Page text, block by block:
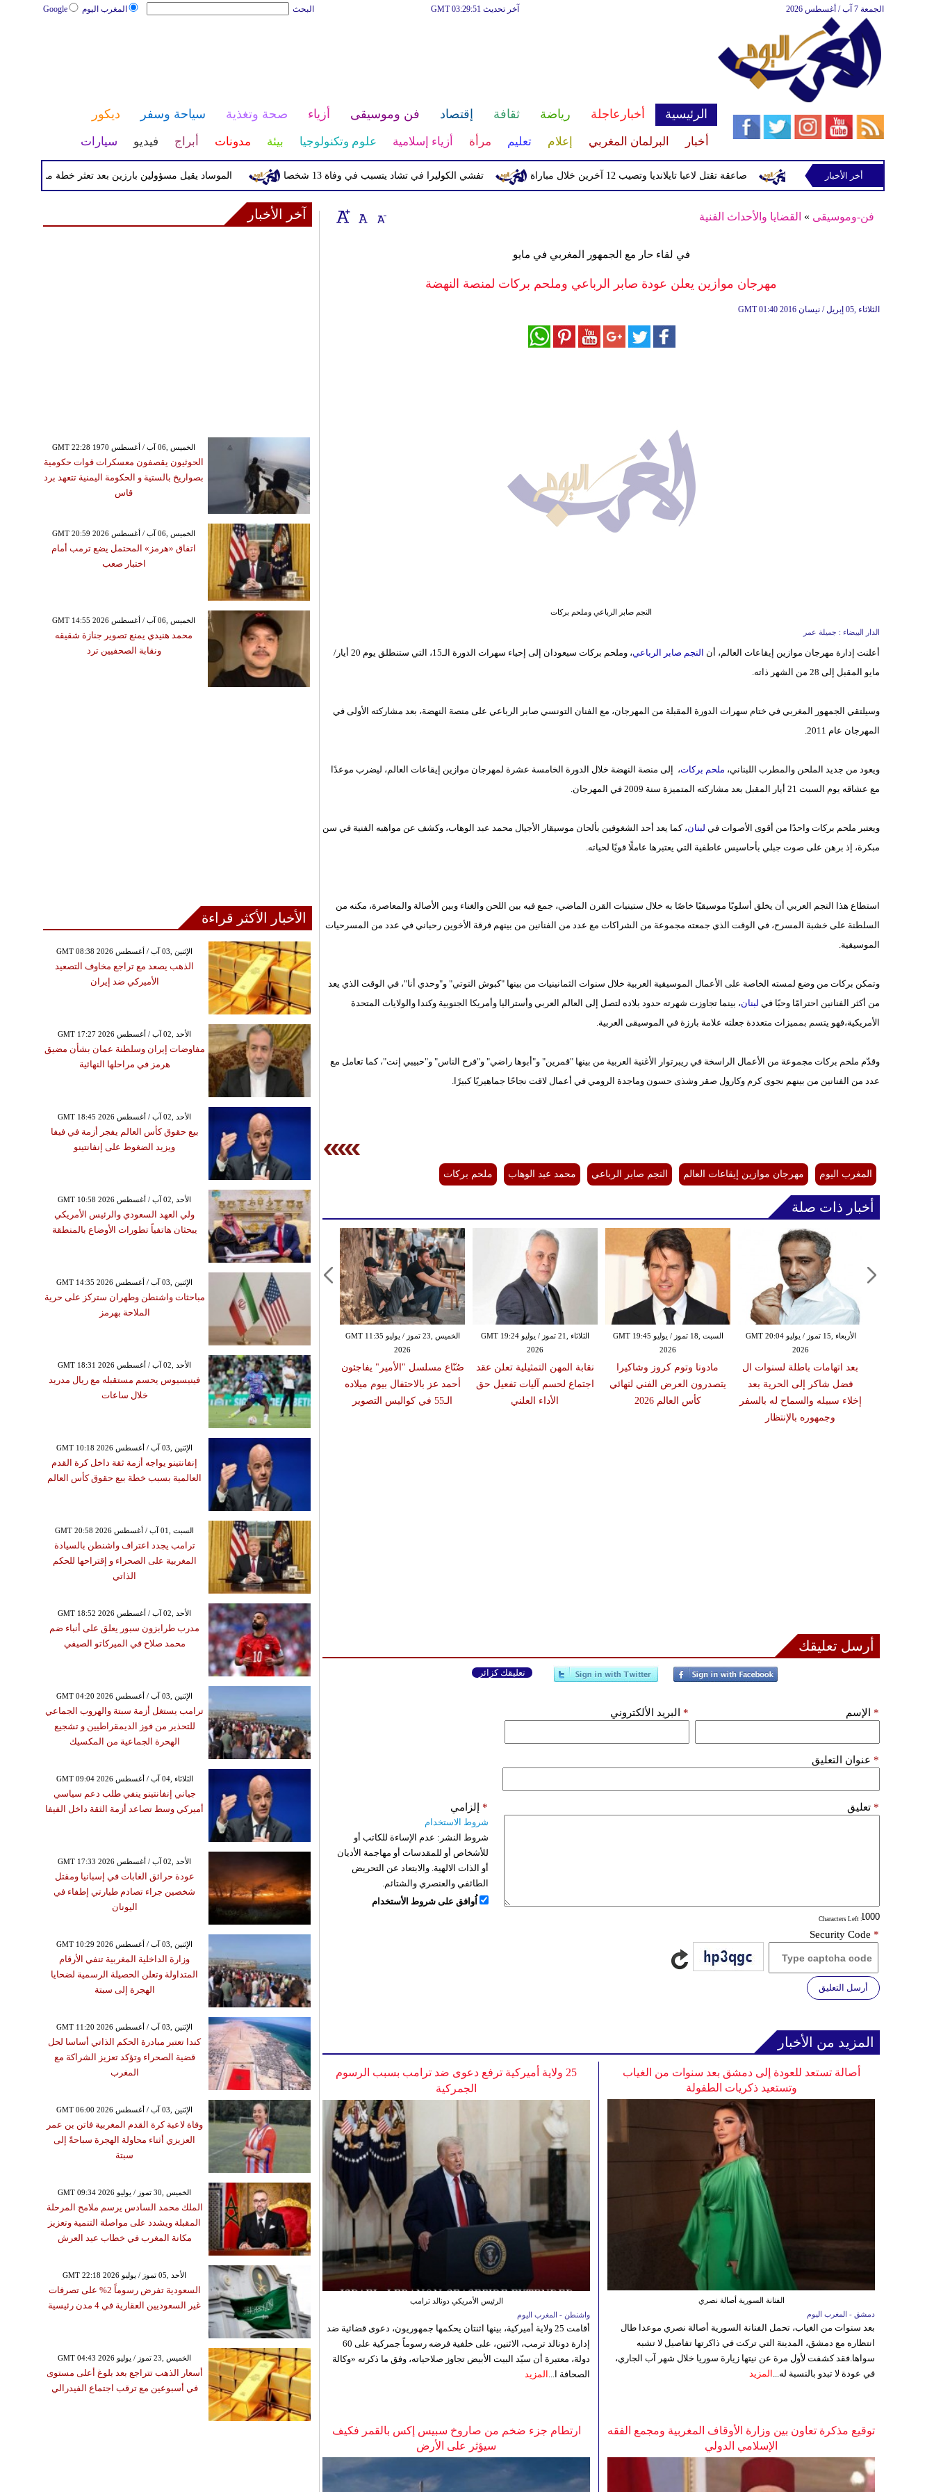
المغرب اليوم Google البحث آخر تحديث GMT 03:29:51 الجمعة 7 آب / أغسطس 2026
الرئيسية أخبارعاجلة رياضة ثقافة إقتصاد فن وموسيقى أزياء صحة وتغذية سياحة وسفر ديكور
أخبار البرلمان المغربي إعلام تعليم مرأة أزياء إسلامية علوم وتكنولوجيا بيئة مدونات أبراج فيديو سيارات
الموساد يقيل مسؤولين بارزين بعد تعثر خطة مزعومة لتغيير تفشي الكوليرا في تشاد يتسبب في وفاة 13 شخصا صاعقة تقتل لاعبا تايلانديا وتصيب 12 آخرين خلال مباراة أخر الأخبار
فن-وموسيقى » القضايا والأحداث الفنية
في لقاء حار مع الجمهور المغربي في مايو
مهرجان موازين يعلن عودة صابر الرباعي وملحم بركات لمنصة النهضة
GMT 01:40 2016 الثلاثاء ,05 إبريل / نيسان
النجم صابر الرباعي وملحم بركات
الدار البيضاء : جميلة عمر
أعلنت إدارة مهرجان موازين إيقاعات العالم، أن النجم صابر الرباعي
، وملحم بركات سيعودان إلى إحياء سهرات الدورة الـ15، التي ستنطلق يوم 20 أيار/
مايو المقبل إلى 28 من الشهر ذاته.
وسيلتقي الجمهور المغربي في ختام سهرات الدورة المقبلة من المهرجان، مع الفنان التونسي صابر الرباعي على منصة النهضة، بعد مشاركته الأولى في
المهرجان عام 2011.
ويعود من جديد الملحن والمطرب اللبناني، ملحم بركات، إلى منصة النهضة خلال الدورة الخامسة عشرة لمهرجان موازين إيقاعات العالم، ليضرب موعدًا
مع عشاقه يوم السبت 21 أيار المقبل بعد مشاركته المتميزة سنة 2009 في المهرجان.
ويعتبر ملحم بركات واحدًا من أقوى الأصوات في لبنان، كما يعد أحد الشغوفين بألحان موسيقار الأجيال محمد عبد الوهاب، وكشف عن مواهبه الفنية في سن
مبكرة، إذ برهن على صوت جبلي بأحاسيس عاطفية التي يعتبرها عاملًا قويًا لحياته.
استطاع هذا النجم العربي أن يخلق أسلوبًا موسيقيًا خاصًا به خلال ستينيات القرن الماضي، جمع فيه بين اللحن والغناء وبين الأصالة والمعاصرة، مكنه من
السلطنة على خشبة المسرح، في الوقت الذي جمعته مجموعة من الشراكات مع عدد من الفنانين من بينهم فرقة الأخوين رحباني في عدد من المسرحيات
الموسيقية.
وتمكن بركات من وضع لمسته الخاصة على الأعمال الموسيقية العربية خلال سنوات الثمانينيات من بينها "كبوش التوتي" و"وحدي أنا"، في الوقت الذي يعد
من أكثر الفنانين احترامًا وحبًا في لبنان، بينما تجاوزت شهرته حدود بلاده لتصل إلى العالم العربي وأستراليا وأمريكا الجنوبية وكندا والولايات المتحدة
الأمريكية،فهو يتسم بمميزات متعددة جعلته علامة بارزة في الموسيقى العربية.
وقدّم ملحم بركات مجموعة من الأعمال الراسخة في ريبرتوار الأغنية العربية من بينها "قمرين" و"أبوها راضي" و"فرح الناس" و"حبيبي إنت"، كما تعامل مع
عدد من الفنانين من بينهم نجوى كرم وكارول صقر وشذى حسون وماجدة الرومي في أعمال لاقت نجاحًا جماهيريًا كبيرًا.
المغرب اليوم مهرجان موازين إيقاعات العالم النجم صابر الرباعي محمد عبد الوهاب ملحم بركات
أخبار ذات صلة
الأربعاء ,05 آب / أغسطس GMT 20:09
شيرين عبد الوهاب وعمرو دياب
ونانسي عجرم وأحمد سعد في
ليلة غنائية استثنائية مع كبار
النجوم
الخميس ,23 تموز / يوليو GMT 11:35
2026
صُنّاع مسلسل "الأمير" يفاجئون
أحمد عز بالاحتفال بيوم ميلاده
الـ55 في كواليس التصوير
الثلاثاء ,21 تموز / يوليو GMT 19:24
2026
نقابة المهن التمثيلية تعلن عقد
اجتماع لحسم آليات تفعيل حق
الأداء العلني
السبت ,18 تموز / يوليو GMT 19:45
2026
مادونا وتوم كروز وشاكيرا
يتصدرون العرض الفني لنهائي
كأس العالم 2026
الأربعاء ,15 تموز / يوليو GMT 20:04
2026
بعد اتهامات باطلة لسنوات ال
فضل شاكر إلى الحرية بعد
إخلاء سبيله والسماح له بالسفر
وجمهوره بالإنتظار
أرسل تعليقك
تعليقك كزائر
الإسم * البريد الألكتروني *
عنوان التعليق *
تعليق *
: Characters Left
إلزامي *
شروط الاستخدام
شروط النشر: عدم الإساءة للكاتب أو
للأشخاص أو للمقدسات أو مهاجمة الأديان
أو الذات الالهية. والابتعاد عن التحريض
الطائفي والعنصري والشتائم.
اُوافق على شروط الأستخدام
Security Code *
أرسل التعليق
المزيد من الأخبار
25 ولاية أميركية ترفع دعوى ضد ترامب بسبب الرسوم
الجمركية
الرئيس الأمريكي دونالد ترامب
واشنطن - المغرب اليوم
أقامت 25 ولاية أميركية، بينها اثنتان يحكمها جمهوريون، دعوى قضائية ضد
إدارة دونالد ترمب، الاثنين، على خلفية فرضه رسوماً جمركية على 60
دولة، معتبرة أن سيّد البيت الأبيض تجاوز صلاحياته، وفق ما ذكرته «وكالة
الصحافة ا... المزيد
أصالة تستعد للعودة إلى دمشق بعد سنوات من الغياب
وتستعيد ذكريات الطفولة
الفنانة السورية أصالة نصري
دمشق - المغرب اليوم
بعد سنوات من الغياب، تحمل الفنانة السورية أصالة نصري موعدا طال
انتظاره مع دمشق، المدينة التي تركت في ذاكرتها تفاصيل لا تشبه
سواها.فقد كشفت لأول مرة عن نيتها زيارة سوريا خلال شهر آب الجاري،
في عودة لا تبدو بالنسبة له... المزيد
ارتطام جزء ضخم من صاروخ سبيس إكس بالقمر فكيف
سيؤثر على الأرض
توقيع مذكرة تعاون بين وزارة الأوقاف المغربية ومجمع الفقه
الإسلامي الدولي
آخر الأخبار
GMT 22:28 1970 الخميس ,06 آب / أغسطس
الحوثيون يقصفون معسكرات قوات حكومية
بصواريخ بالستية و الحكومة اليمنية تتعهد برد
قاس
GMT 20:59 2026 الخميس ,06 آب / أغسطس
اتفاق «هرمز» المحتمل يضع ترمب أمام
اختبار صعب
GMT 14:55 2026 الخميس ,06 آب / أغسطس
محمد هنيدي يمنع تصوير جنازة شقيقه
ونقابة الصحفيين ترد
الأخبار الأكثر قراءة
GMT 08:38 2026 الإثنين ,03 آب / أغسطس
الذهب يصعد مع تراجع مخاوف التصعيد
الأميركي ضد إيران
GMT 17:27 2026 الأحد ,02 آب / أغسطس
مفاوضات إيران وسلطنة عمان بشأن مضيق
هرمز في مراحلها النهائية
GMT 18:45 2026 الأحد ,02 آب / أغسطس
بيع حقوق كأس العالم يفجر أزمة في فيفا
ويزيد الضغوط على إنفانتينو
GMT 10:58 2026 الأحد ,02 آب / أغسطس
ولي العهد السعودي والرئيس الأمريكي
يبحثان هاتفياً تطورات الأوضاع بالمنطقة
GMT 14:35 2026 الإثنين ,03 آب / أغسطس
مباحثات واشنطن وطهران ستركز على حرية
الملاحة بهرمز
GMT 18:31 2026 الأحد ,02 آب / أغسطس
فينيسيوس يحسم مستقبله مع ريال مدريد
خلال ساعات
GMT 10:18 2026 الإثنين ,03 آب / أغسطس
إنفانتينو يواجه أزمة ثقة داخل كرة القدم
العالمية بسبب خطة بيع حقوق كأس العالم
GMT 20:58 2026 السبت ,01 آب / أغسطس
ترامب يجدد اعتراف واشنطن بالسيادة
المغربية على الصحراء و إقتراحها للحكم
الذاتي
GMT 18:52 2026 الأحد ,02 آب / أغسطس
مدرب طرابزون سبور يعلق على أنباء ضم
محمد صلاح في الميركاتو الصيفي
GMT 04:20 2026 الإثنين ,03 آب / أغسطس
ترامب يستغل أزمة سبتة والهروب الجماعي
للتحذير من فوز الديمقراطيين و تشجيع
الهحرة الجماعية من المكسيك
GMT 09:04 2026 الثلاثاء ,04 آب / أغسطس
جياني إنفانتينو ينفي طلب دعم سياسي
أميركي وسط تصاعد أزمة الثقة داخل الفيفا
GMT 17:33 2026 الأحد ,02 آب / أغسطس
عودة حرائق الغابات في إسبانيا ومقتل
شخصين جراء تصادم طيارتي إطفاء في
اليونان
GMT 10:29 2026 الإثنين ,03 آب / أغسطس
وزارة الداخلية المغربية تنفي الأرقام
المتداولة وتعلن الحصيلة الرسمية لضحايا
الهجرة إلى سبتة
GMT 11:20 2026 الإثنين ,03 آب / أغسطس
كندا تعتبر مبادرة الحكم الذاتي أساسا لحل
قضية الصحراء وتؤكد تعزيز الشراكة مع
المغرب
GMT 06:00 2026 الإثنين ,03 آب / أغسطس
وفاة لاعبة كرة القدم المغربية فاتن بن عمر
العزيزي أثناء محاولة الهجرة سباحةً إلى
سبتة
GMT 09:34 2026 الخميس ,30 تموز / يوليو
الملك محمد السادس يرسم ملامح المرحلة
المقبلة ويشدد على مواصلة التنمية وتعزيز
مكانة المغرب في خطاب عيد العرش
GMT 22:18 2026 الأحد ,05 تموز / يوليو
السعودية تفرض رسوماً 2% على تصرفات
غير السعوديين العقارية في 4 مدن رئيسية
GMT 04:43 2026 الخميس ,23 تموز / يوليو
أسعار الذهب تتراجع بعد بلوغ أعلى مستوى
في أسبوعين مع ترقب اجتماع الفيدرالي